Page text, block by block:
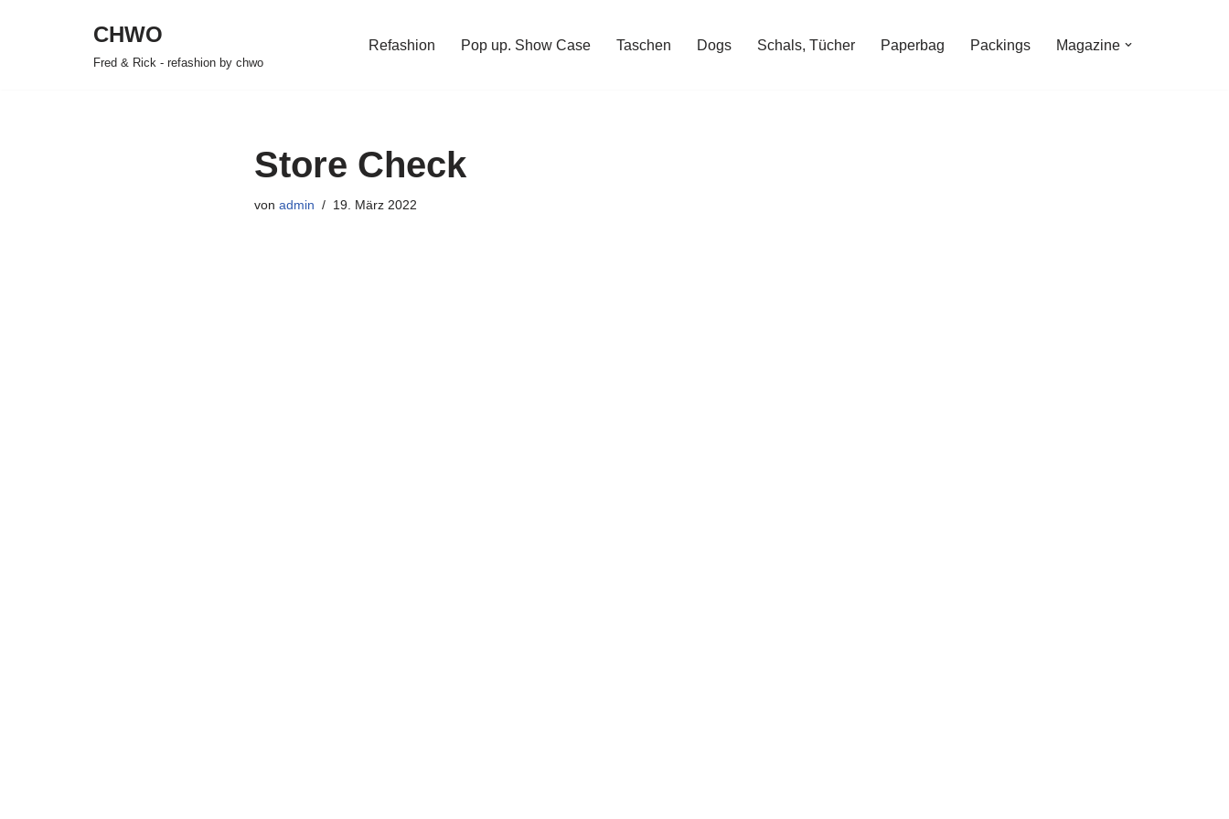
CHWO
Fred & Rick - refashion by chwo
Refashion Pop up. Show Case Taschen Dogs Schals, Tücher Paperbag Packings Magazine
Store Check
von admin 19. März 2022